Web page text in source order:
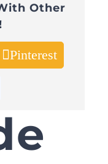
Other
Pinterest